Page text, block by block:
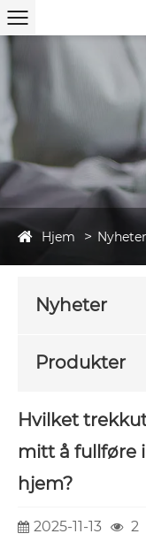
Hjem Nyheter
Nyheter
Produkter
Hvilket
mitt å fullføre
hjem?
2025-11-13 2